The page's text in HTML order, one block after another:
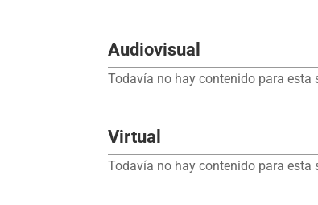
Audiovisual
Todavía no hay contenido para
Virtual
Todavía no hay contenido para